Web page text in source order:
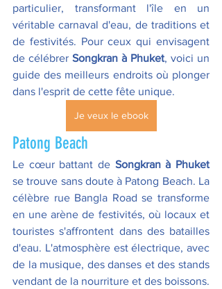
particulier, transformant l'île en un
véritable carnaval d'eau, de traditions et
de festivités. Pour ceux qui envisagent
de célébrer Songkran à Phuket, voici un
guide des meilleurs endroits où plonger
dans l'esprit de cette fête unique.
Je veux le ebook
Patong Beach
Le cœur battant de
se trouve sans doute à Patong Beach. La
célèbre rue Bangla Road se transforme
en une arène de festivités, où locaux et
touristes s'affrontent dans des batailles
d'eau. L'atmosphère est électrique, avec
de la musique, des danses et des stands